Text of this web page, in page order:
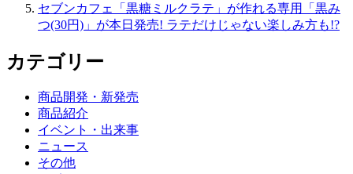
セブンカフェ「黒糖ミルクラテ」が作れる専用「黒み
つ(30円)」が本日発売! ラテだけじゃない楽しみ方も!?
カテゴリー
商品開発・新発売
商品紹介
イベント・出来事
ニュース
その他